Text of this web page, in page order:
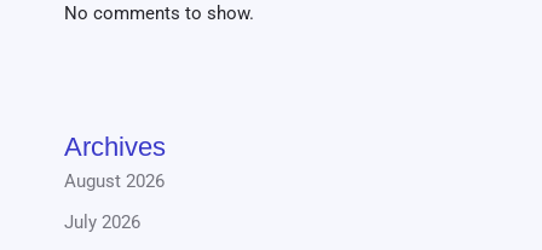
No comments to show.
Archives
August 2026
July 2026